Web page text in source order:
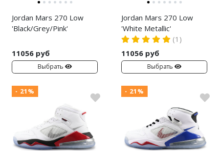
Jordan Mars 270 Low
'Black/Grey/Pink'
11056 руб
Выбрать
Jordan Mars 270 Low
'White Metallic'
(1)
11056 руб
Выбрать
- 21% - 21%
Nike A’ja
Nike ST
Nike Ja
Nike Book
Nike LeBron
Nike Kyrie